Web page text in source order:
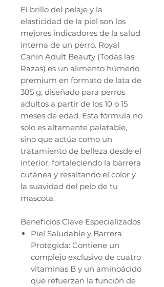
El brillo del pelaje y la
elasticidad de la piel son los
mejores indicadores de la salud
interna de un perro. Royal
Canin Adult Beauty (Todas las
Razas) es un alimento húmedo
premium en formato de lata de
385 g, diseñado para perros
adultos a partir de los 10 o 15
meses de edad. Esta fórmula no
solo es altamente palatable,
sino que actúa como un
tratamiento de belleza desde el
interior, fortaleciendo la barrera
cutánea y resaltando el color y
la suavidad del pelo de tu
mascota.
Beneficios Clave Especializados
Piel Saludable y Barrera
Protegida: Contiene un
complejo exclusivo de cuatro
vitaminas B y un aminoácido
que refuerzan la función de